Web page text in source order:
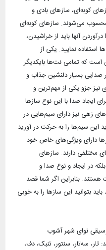
کوبه‌ای، سازهای بادی و
می‌شوند. سازهای کوبه‌ای
آنها باید از خراشیدن،
نمایید. یکی از
است که تمامی نت‌ها بایکدیگر
صدایی بسیار دلنشین جذاب و
نیز جزو یکی از مهم‌ترین و
ایجاد صدا با این نوع ساز‌ها
زهی نیز دارای سیم‌هایی در
این سیم‌ها را به حرکت در آورید.
دارای ویژگی‌های خاص خود
مختلفی دارند. سازهای
در ایجاد و نوع صدا و
هستند. بنابراین اگر شما قصد
بتوانید این سازها را به خوبی
تار، سه‌تار، سنتور، تنبک، دف،